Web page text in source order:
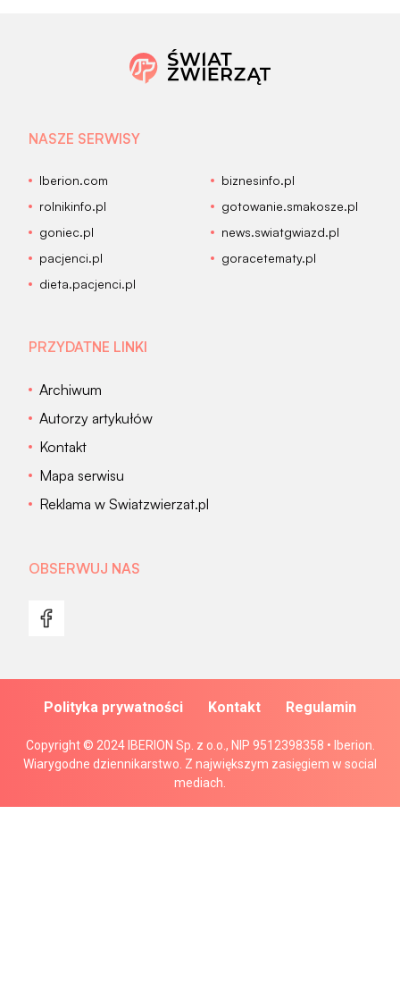
NASZE SERWISY
Iberion.com
biznesinfo.pl
rolnikinfo.pl
gotowanie.smakosze.pl
goniec.pl
news.swiatgwiazd.pl
pacjenci.pl
goracetematy.pl
dieta.pacjenci.pl
PRZYDATNE LINKI
Archiwum
Autorzy artykułów
Kontakt
Mapa serwisu
Reklama w Swiatzwierzat.pl
OBSERWUJ NAS
Copyright © 2024 IBERION Sp. z o.o., NIP 9512398358 • Iberion.
Wiarygodne dziennikarstwo. Z największym zasięgiem w social
mediach.
Polityka prywatności Kontakt Regulamin